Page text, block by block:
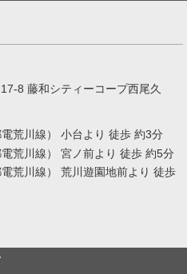
8 藤和シティーコープ西尾久
荒川線） 小台より 徒歩 約3分
荒川線） 宮ノ前より 徒歩 約5分
荒川線） 荒川遊園地前より 徒歩